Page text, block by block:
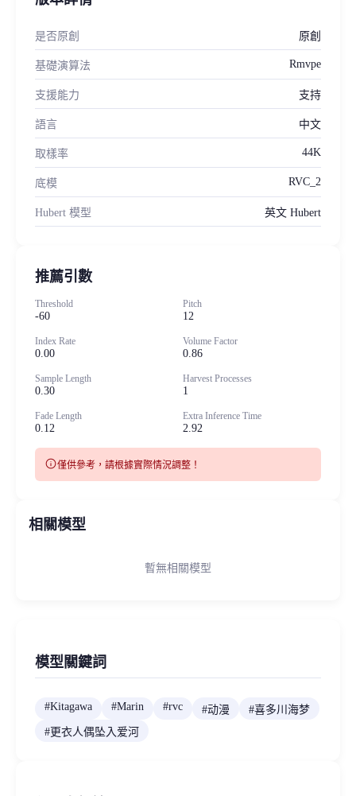
是否原創 原創
基礎演算法 Rmvpe
支援能力 支持
語言 中文
取樣率 44K
底模 RVC_2
Hubert 模型 英文 Hubert
推薦引數
Threshold
-60
Pitch
12
Index Rate
0.00
Volume Factor
0.86
Sample Length
0.30
Harvest Processes
1
Fade Length
0.12
Extra Inference Time
2.92
info僅供參考，請根據實際情況調整！
相關模型
暫無相關模型
模型關鍵詞
#Kitagawa #Marin #rvc #动漫 #喜多川海梦
#更衣人偶坠入爱河